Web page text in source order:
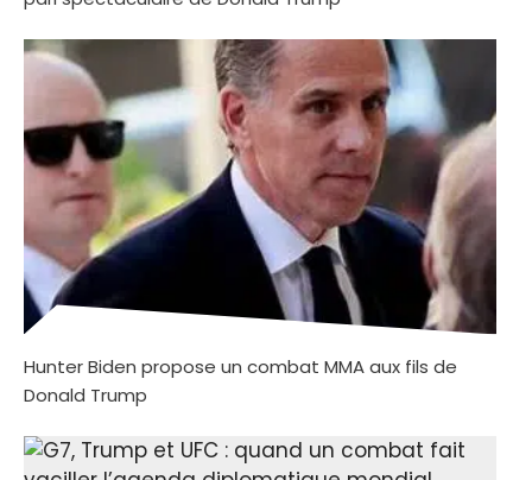
Hunter Biden propose un combat MMA aux fils de
Donald Trump